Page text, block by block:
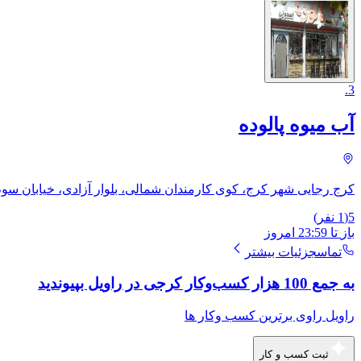
3
.
آب میوه پالوده
کرج رجایی شهر کرج، کوی کارمندان شمالی، بلوار آزادی، خیابان
5
(
1 نفر)
باز تا 23:59 امروز
تماسجزئیات بیشتر
به جمع 100 هزار کسب‌وکار کرجی در راویل بپیوندید
راویل راوی برترین کسب وکار ها
ثبت کسب و کار